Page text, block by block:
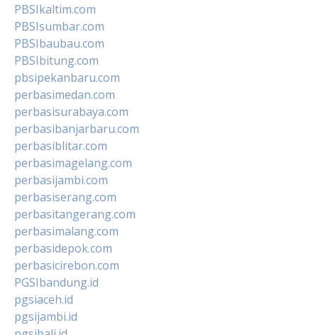
PBSIkaltim.com
PBSIsumbar.com
PBSIbaubau.com
PBSIbitung.com
pbsipekanbaru.com
perbasimedan.com
perbasisurabaya.com
perbasibanjarbaru.com
perbasiblitar.com
perbasimagelang.com
perbasijambi.com
perbasiserang.com
perbasitangerang.com
perbasimalang.com
perbasidepok.com
perbasicirebon.com
PGSIbandung.id
pgsiaceh.id
pgsijambi.id